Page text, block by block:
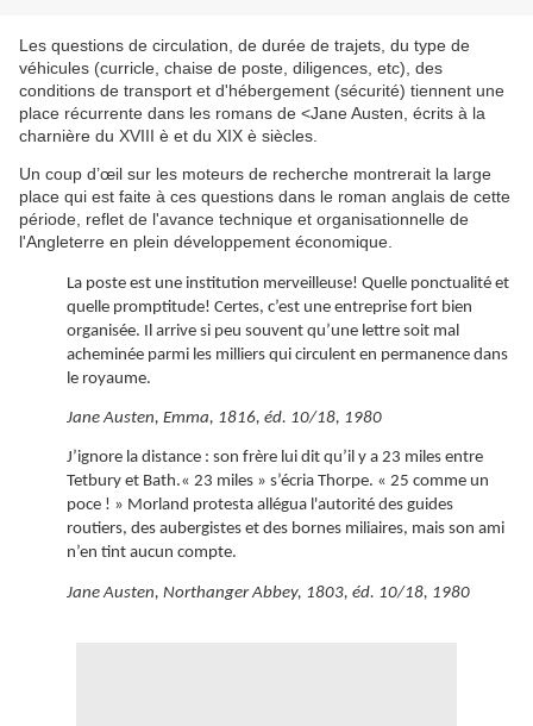
Les questions de circulation, de durée de trajets, du type de
véhicules (curricle, chaise de poste, diligences, etc), des
conditions de transport et d'hébergement (sécurité) tiennent une
place récurrente dans les romans de <Jane Austen, écrits à la
charnière du XVIII è et du XIX è siècles.
Un coup d’œil sur les moteurs de recherche montrerait la large
place qui est faite à ces questions dans le roman anglais de cette
période, reflet de l'avance technique et organisationnelle de
l'Angleterre en plein développement économique.
La poste est une institution merveilleuse! Quelle ponctualité et
quelle promptitude! Certes, c’est une entreprise fort bien
organisée. Il arrive si peu souvent qu’une lettre soit mal
acheminée parmi les milliers qui circulent en permanence dans
le royaume.
Jane Austen, Emma, 1816, éd. 10/18, 1980
J’ignore la distance : son frère lui dit qu’il y a 23 miles entre
Tetbury et Bath.« 23 miles » s’écria Thorpe. « 25 comme un
poce ! » Morland protesta allégua l'autorité des guides
routiers, des aubergistes et des bornes miliaires, mais son ami
n’en tint aucun compte.
Jane Austen, Northanger Abbey, 1803, éd. 10/18, 1980